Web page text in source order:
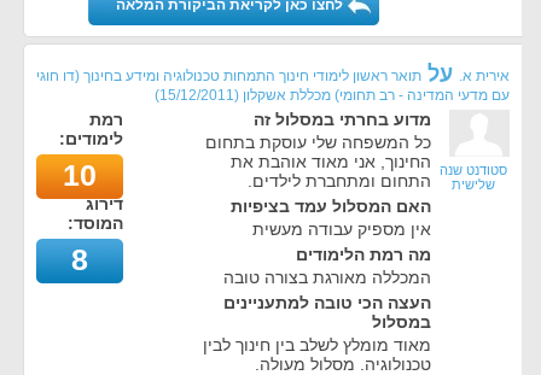
לחצו כאן לקריאת הביקורת המלאה
אירית א. על תואר ראשון לימודי חינוך התמחות טכנולוגיה ומידע בחינוך (דו חוגי
עם מדעי המדינה - רב תחומי) מכללת אשקלון (
15/12/2011
)
סטודנט שנה
שלישית
מדוע בחרתי במסלול זה
כל המשפחה שלי עוסקת בתחום
החינוך, אני מאוד אוהבת את
התחום ומתחברת לילדים.
האם המסלול עמד בציפיות
אין מספיק עבודה מעשית
מה רמת הלימודים
המכללה מאורגת בצורה טובה
העצה הכי טובה למתעניינים
במסלול
מאוד מומלץ לשלב בין חינוך לבין
טכנולוגיה. מסלול מעולה.
רמת
לימודים:
10
דירוג
המוסד:
8